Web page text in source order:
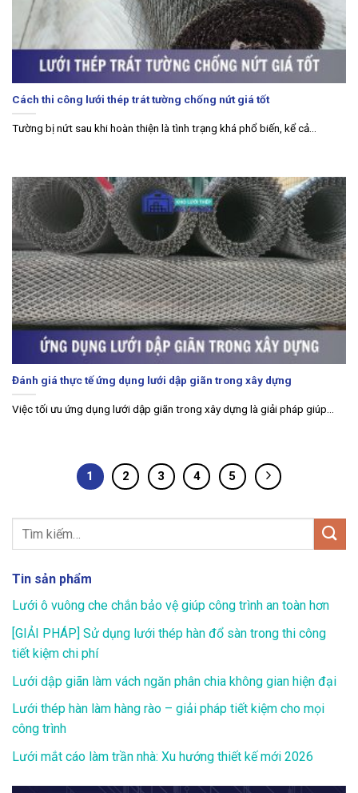
Cách thi công lưới thép trát tường chống nứt giá tốt
Tường bị nứt sau khi hoàn thiện là tình trạng khá phổ biến, kể cả...
Đánh giá thực tế ứng dụng lưới dập giãn trong xây dựng
Việc tối ưu ứng dụng lưới dập giãn trong xây dựng là giải pháp giúp...
1 2 3 4 5
Tin sản phẩm
Lưới ô vuông che chắn bảo vệ giúp công trình an toàn hơn
[GIẢI PHÁP] Sử dụng lưới thép hàn đổ sàn trong thi công
tiết kiệm chi phí
Lưới dập giãn làm vách ngăn phân chia không gian hiện đại
Lưới thép hàn làm hàng rào – giải pháp tiết kiệm cho mọi
công trình
Lưới mắt cáo làm trần nhà: Xu hướng thiết kế mới 2026